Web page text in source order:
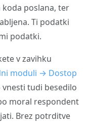
poslana, ter
Ti podatki
podatki.
v zavihku
moduli → Dostop
tudi besedilo
moral respondent
Brez potrditve